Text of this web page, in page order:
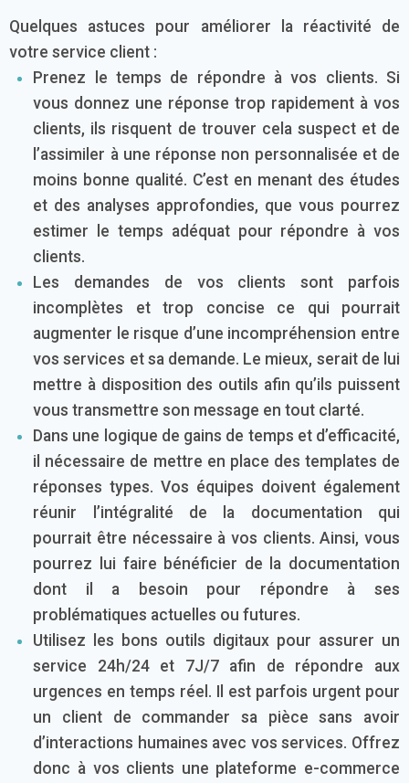
Quelques astuces pour améliorer la réactivité de
votre service client :
Prenez le temps de répondre à vos clients. Si
vous donnez une réponse trop rapidement à vos
clients, ils risquent de trouver cela suspect et de
l’assimiler à une réponse non personnalisée et de
moins bonne qualité. C’est en menant des études
et des analyses approfondies, que vous pourrez
estimer le temps adéquat pour répondre à vos
clients.
Les demandes de vos clients sont parfois
incomplètes et trop concise ce qui pourrait
augmenter le risque d’une incompréhension entre
vos services et sa demande. Le mieux, serait de lui
mettre à disposition des outils afin qu’ils puissent
vous transmettre son message en tout clarté.
Dans une logique de gains de temps et d’efficacité,
il nécessaire de mettre en place des templates de
réponses types. Vos équipes doivent également
réunir l’intégralité de la documentation qui
pourrait être nécessaire à vos clients. Ainsi, vous
pourrez lui faire bénéficier de la documentation
dont il a besoin pour répondre à ses
problématiques actuelles ou futures.
Utilisez les bons outils digitaux pour assurer un
service 24h/24 et 7J/7 afin de répondre aux
urgences en temps réel. Il est parfois urgent pour
un client de commander sa pièce sans avoir
d’interactions humaines avec vos services. Offrez
donc à vos clients une plateforme e-commerce